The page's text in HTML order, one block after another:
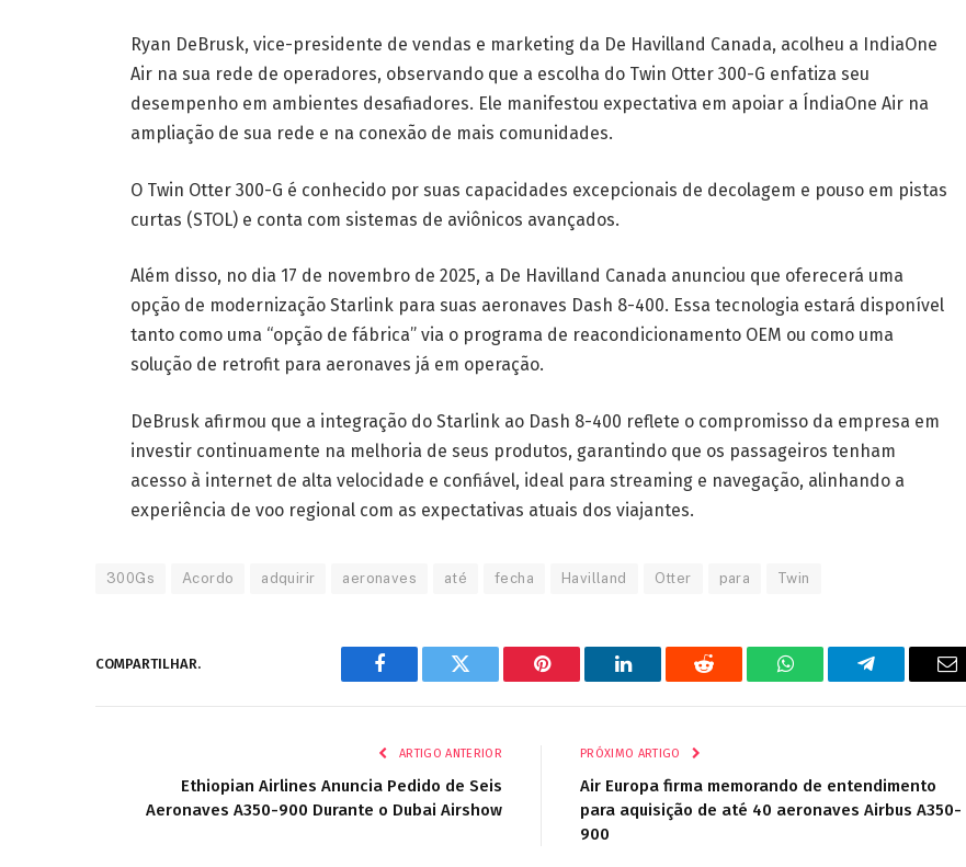
Ryan DeBrusk, vice-presidente de vendas e marketing da De Havilland Canada, acolheu a IndiaOne
Air na sua rede de operadores, observando que a escolha do Twin Otter 300-G enfatiza seu
desempenho em ambientes desafiadores. Ele manifestou expectativa em apoiar a ÍndiaOne Air na
ampliação de sua rede e na conexão de mais comunidades.
O Twin Otter 300-G é conhecido por suas capacidades excepcionais de decolagem e pouso em pistas
curtas (STOL) e conta com sistemas de aviônicos avançados.
Além disso, no dia 17 de novembro de 2025, a De Havilland Canada anunciou que oferecerá uma
opção de modernização Starlink para suas aeronaves Dash 8-400. Essa tecnologia estará disponível
tanto como uma “opção de fábrica” via o programa de reacondicionamento OEM ou como uma
solução de retrofit para aeronaves já em operação.
DeBrusk afirmou que a integração do Starlink ao Dash 8-400 reflete o compromisso da empresa em
investir continuamente na melhoria de seus produtos, garantindo que os passageiros tenham
acesso à internet de alta velocidade e confiável, ideal para streaming e navegação, alinhando a
experiência de voo regional com as expectativas atuais dos viajantes.
300Gs Acordo adquirir aeronaves até fecha Havilland Otter para Twin
COMPARTILHAR.
Facebook Twitter Pinterest LinkedIn Reddit WhatsAppTelegramaE-
ARTIGO ANTERIOR
Ethiopian Airlines Anuncia Pedido de Seis
Aeronaves A350-900 Durante o Dubai Airshow
PRÓXIMO ARTIGO
Air Europa firma memorando de entendimento
para aquisição de até 40 aeronaves Airbus A350-
900